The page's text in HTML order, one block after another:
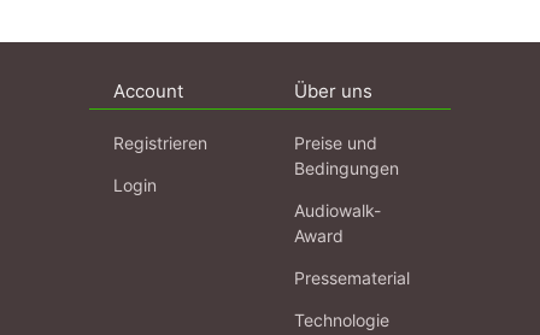
Account
Registrieren
Login
Über uns
Preise und
Bedingungen
Audiowalk-
Award
Pressematerial
Technologie